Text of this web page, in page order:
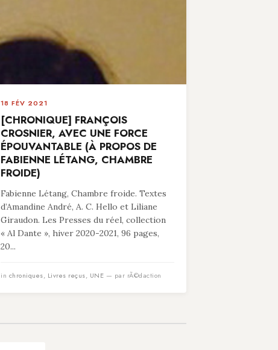
18 FÉV 2021
[CHRONIQUE] FRANÇOIS
CROSNIER, AVEC UNE FORCE
ÉPOUVANTABLE (À PROPOS DE
FABIENNE LÉTANG, CHAMBRE
FROIDE)
Fabienne Létang, Chambre froide. Textes
d’Amandine André, A. C. Hello et Liliane
Giraudon. Les Presses du réel, collection
« Al Dante », hiver 2020-2021, 96 pages,
20...
in chroniques, Livres reçus, UNE — par rÃ©daction